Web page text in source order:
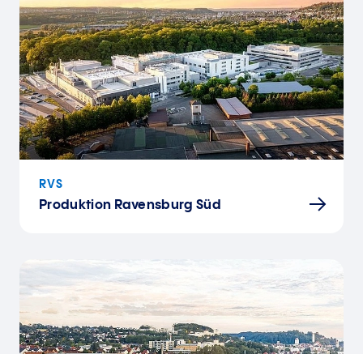
RVS
Produktion Ravensburg Süd